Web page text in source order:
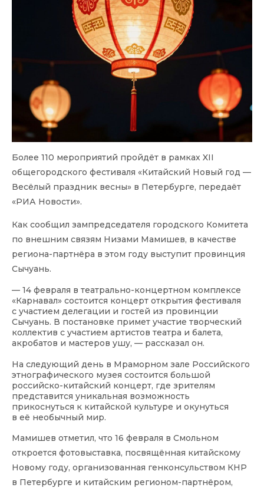
Более 110 мероприятий пройдёт в рамках XII
общегородского фестиваля «Китайский Новый год —
Весёлый праздник весны» в Петербурге, передаёт
«РИА Новости».
Как сообщил зампредседателя городского Комитета
по внешним связям Низами Мамишев, в качестве
региона-партнёра в этом году выступит провинция
Сычуань.
— 14 февраля в театрально-концертном комплексе
«Карнавал» состоится концерт открытия фестиваля
с участием делегации и гостей из провинции
Сычуань. В постановке примет участие творческий
коллектив с участием артистов театра и балета,
акробатов и мастеров ушу, — рассказал он.
На следующий день в Мраморном зале Российского
этнографического музея состоится большой
российско-китайский концерт, где зрителям
представится уникальная возможность
прикоснуться к китайской культуре и окунуться
в её необычный мир.
Мамишев отметил, что 16 февраля в Смольном
откроется фотовыставка, посвящённая китайскому
Новому году, организованная генконсульством КНР
в Петербурге и китайским регионом-партнёром,